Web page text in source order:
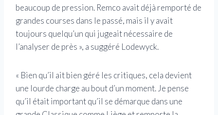
beaucoup de pression. Remco avait déjà remporté de
grandes courses dans le passé, mais il y avait
toujours quelqu’un qui jugeait nécessaire de
l’analyser de près », a suggéré Lodewyck.
« Bien qu’il ait bien géré les critiques, cela devient
une lourde charge au bout d’un moment. Je pense
qu’il était important qu’il se démarque dans une